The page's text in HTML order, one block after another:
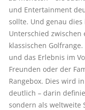
und Entertainment
sollte. Und genau
Unterschied
klassischen
und das Erlebnis im
Freunden oder der
Rangebox. Dies wird
deutlich – darin
sondern als weltweite